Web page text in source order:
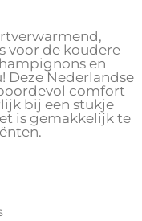
voor de koudere
en
Deze Nederlandse
comfort
bij een stukje
is gemakkelijk te